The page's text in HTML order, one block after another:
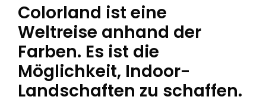
Colorland ist eine
Weltreise anhand der
Farben. Es ist die
Möglichkeit, Indoor-
Landschaften zu schaffen.